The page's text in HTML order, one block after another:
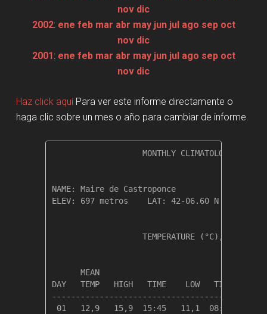
nov dic
2002: ene feb mar abr may jun jul ago sep oct
nov dic
2001: ene feb mar abr may jun jul ago sep oct
nov dic
Haz click aquíPara ver este informe directamente o
haga clic sobre un mes o año para cambiar de informe.
MONTHLY CLIMATOLOGICAL
NAME: Maire de Castroponce
ELEV: 697 metros    LAT: 42-06.60 N    LONG:
TEMPERATURE (°C), RAIN
MEAN
DAY   TEMP   HIGH   TIME    LOW   TIME
01   12,9   15,9  15:45   11,1  08:00